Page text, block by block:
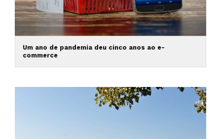
Um ano de pandemia deu cinco anos ao e-
commerce